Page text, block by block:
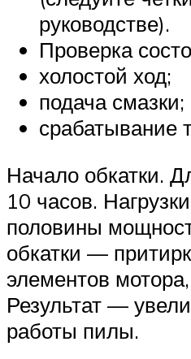
руководстве).
Проверка
холостой ход;
подача смазки;
срабатывание
Начало обкатки.
10 часов.
половины
обкатки —
элементов
Результат —
работы пилы.